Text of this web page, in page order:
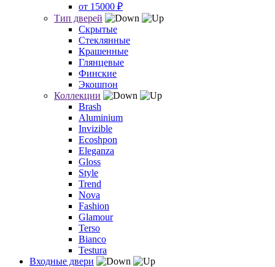
от 15000 ₽
Тип дверей
Скрытые
Стеклянные
Крашенные
Глянцевые
Финские
Экошпон
Коллекции
Brash
Aluminium
Invizible
Ecoshpon
Eleganza
Gloss
Style
Trend
Nova
Fashion
Glamour
Terso
Bianco
Testura
Входные двери